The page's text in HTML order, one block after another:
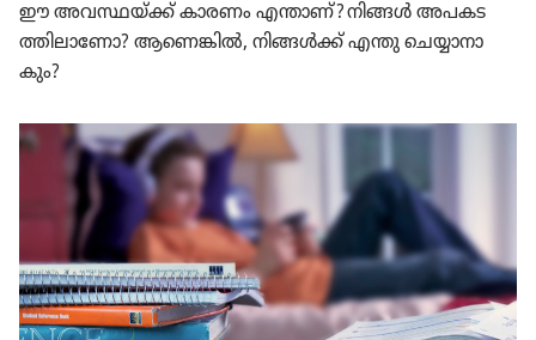
ഈ അവസ്ഥയ്‌ക്ക്‌ കാരണം എന്താണ്‌? നിങ്ങൾ അപകട​
ത്തി​ലാ​ണോ? ആണെങ്കിൽ, നിങ്ങൾക്ക്‌ എന്തു ചെയ്യാ​നാ​
കും?